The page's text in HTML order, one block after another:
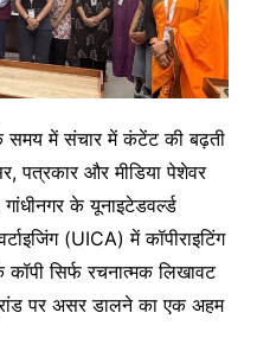
में संचार में कंटेंट की बढ़ती
पत्रकार और मीडिया पेशेवर
गांधीनगर के यूनाइटेडवर्ल्ड
(UICA) में कॉपीराइटिंग
सिर्फ रचनात्मक लिखावट
पर असर डालने का एक अहम